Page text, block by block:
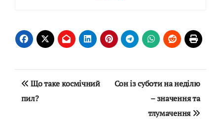
Навігація
записів
Що таке космічний
пил?
Сон із суботи на неділю
– значення та
тлумачення